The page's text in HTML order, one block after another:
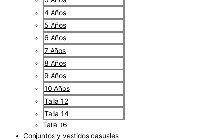
4 Años
5 Años
6 Años
7 Años
8 Años
9 Años
10 Años
Talla 12
Talla 14
Talla 16
Conjuntos y vestidos casuales